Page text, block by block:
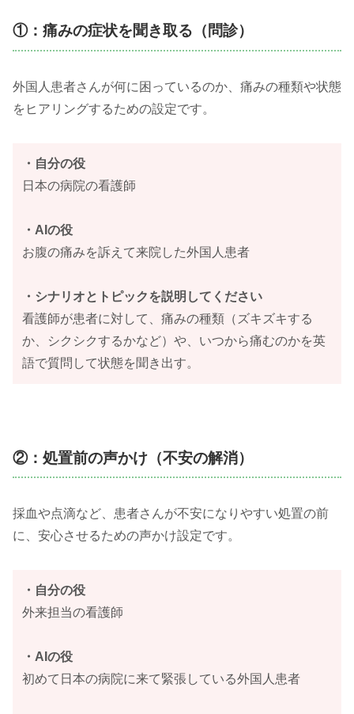
①：痛みの症状を聞き取る（問診）
外国人患者さんが何に困っているのか、痛みの種類や状態
をヒアリングするための設定です。
・自分の役
日本の病院の看護師
・AIの役
お腹の痛みを訴えて来院した外国人患者
・シナリオとトピックを説明してください
看護師が患者に対して、痛みの種類（ズキズキする
か、シクシクするかなど）や、いつから痛むのかを英
語で質問して状態を聞き出す。
②：処置前の声かけ（不安の解消）
採血や点滴など、患者さんが不安になりやすい処置の前
に、安心させるための声かけ設定です。
・自分の役
外来担当の看護師
・AIの役
初めて日本の病院に来て緊張している外国人患者